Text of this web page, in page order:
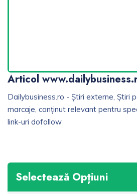
Articol
Dailybusiness.ro - Știri externe, Știri
marcaje, conținut relevant pentru
link-uri dofollow
Selectează Opțiuni